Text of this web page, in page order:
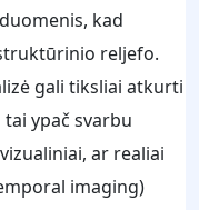
kad
reljefo.
gali tiksliai atkurti
ypač svarbu
ar realiai
imaging)